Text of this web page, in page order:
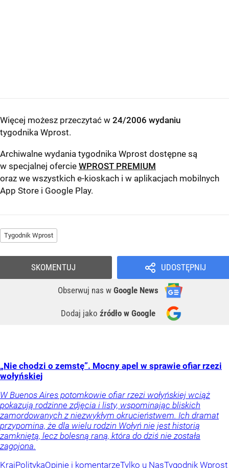
Więcej możesz przeczytać w 24/2006 wydaniu
tygodnika Wprost.
Archiwalne wydania tygodnika Wprost dostępne są
w specjalnej ofercie WPROST PREMIUM
oraz we wszystkich e-kioskach i w aplikacjach mobilnych
App Store i Google Play.
Tygodnik Wprost
UDOSTĘPNIJ
Obserwuj nas w Google News
Dodaj jako źródło w Google
SKOMENTUJ
„Nie chodzi o zemstę”. Mocny apel w sprawie ofiar rzezi
wołyńskiej
W Buenos Aires potomkowie ofiar rzezi wołyńskiej wciąż
pokazują rodzinne zdjęcia i listy, wspominając bliskich
zamordowanych z niezwykłym okrucieństwem. Ich dramat
przypomina, że dla wielu rodzin Wołyń nie jest historią
zamkniętą, lecz bolesną raną, która do dziś nie została
zagojona.
KrajPolitykaOpinie i komentarzeTylko u NasTygodnik Wprost